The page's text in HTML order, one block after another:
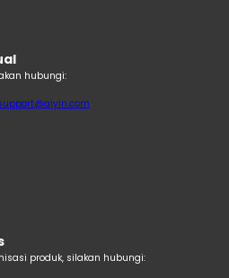
hubungi:
produk, silakan hubungi: